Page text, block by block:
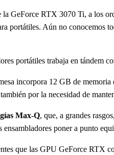
GeForce RTX 3070 Ti, a los
Aún no conocemos
portátiles trabaja en tándem
incorpora 12 GB de
por la necesidad de
Max-Q, que, a grandes
poner a punto
que las GPU GeForce RTX